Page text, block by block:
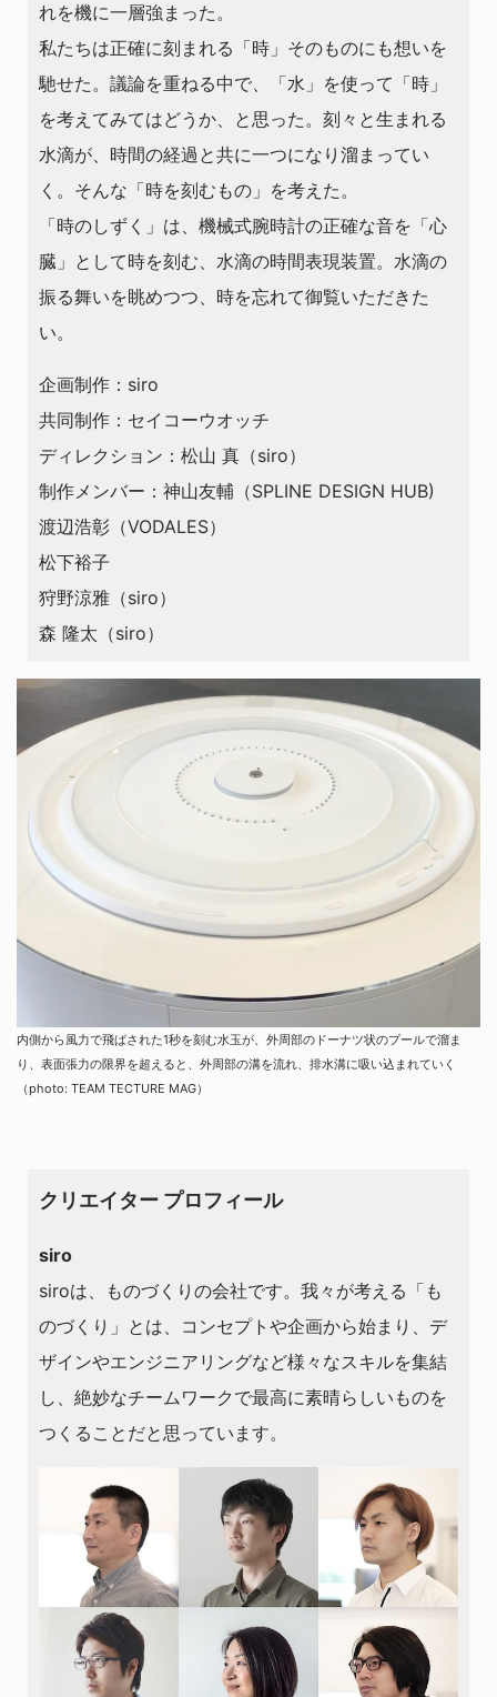
れを機に一層強まった。
私たちは正確に刻まれる「時」そのものにも想いを
馳せた。議論を重ねる中で、「水」を使って「時」
を考えてみてはどうか、と思った。刻々と生まれる
水滴が、時間の経過と共に一つになり溜まってい
く。そんな「時を刻むもの」を考えた。
「時のしずく」は、機械式腕時計の正確な音を「心
臓」として時を刻む、水滴の時間表現装置。水滴の
振る舞いを眺めつつ、時を忘れて御覧いただきた
い。
企画制作：siro
共同制作：セイコーウオッチ
ディレクション：松山 真（siro）
制作メンバー：神山友輔（SPLINE DESIGN HUB)
渡辺浩彰（VODALES）
松下裕子
狩野涼雅（siro）
森 隆太（siro）
内側から風力で飛ばされた1秒を刻む水玉が、外周部のドーナツ状のプールで溜ま
り、表面張力の限界を超えると、外周部の溝を流れ、排水溝に吸い込まれていく
（photo: TEAM TECTURE MAG）
クリエイター プロフィール
siro
siroは、ものづくりの会社です。我々が考える「も
のづくり」とは、コンセプトや企画から始まり、デ
ザインやエンジニアリングなど様々なスキルを集結
し、絶妙なチームワークで最高に素晴らしいものを
つくることだと思っています。